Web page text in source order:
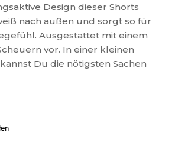
Design dieser Shorts
nach außen und sorgt so für
Ausgestattet mit einem
vor. In einer kleinen
Du die nötigsten Sachen